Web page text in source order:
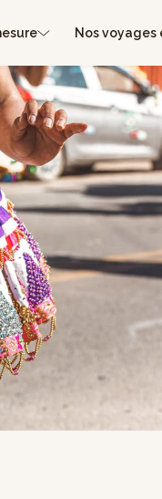
Nos voyages